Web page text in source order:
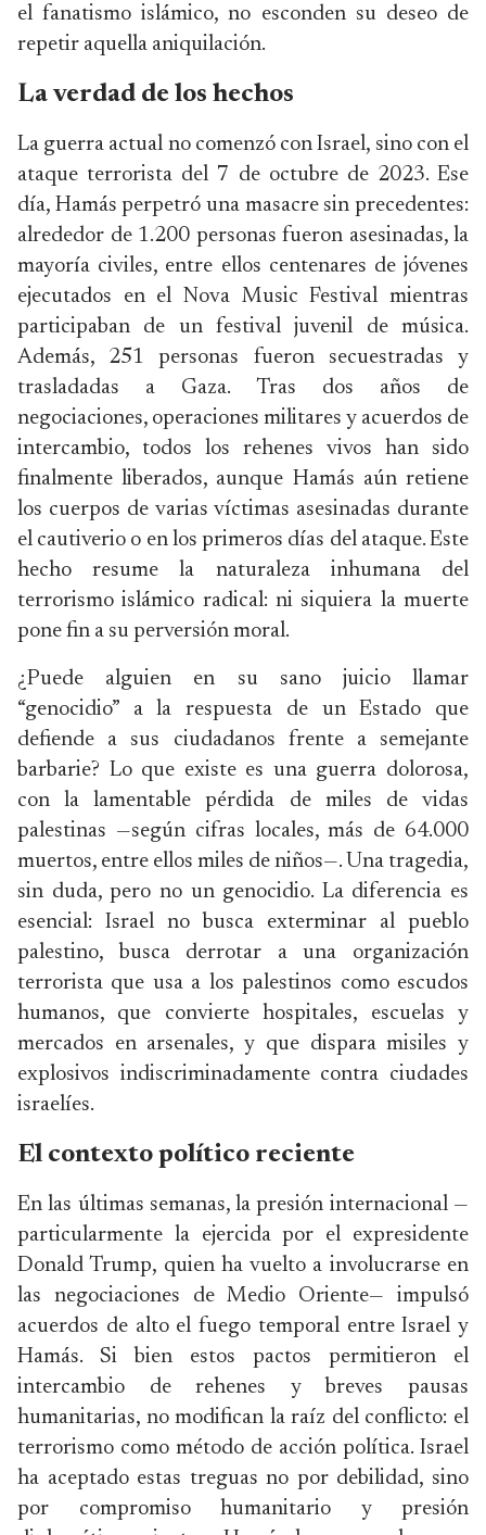
el fanatismo islámico, no esconden su deseo de
repetir aquella aniquilación.
La verdad de los hechos
La guerra actual no comenzó con Israel, sino con el
ataque terrorista del 7 de octubre de 2023. Ese
día, Hamás perpetró una masacre sin precedentes:
alrededor de 1.200 personas fueron asesinadas, la
mayoría civiles, entre ellos centenares de jóvenes
ejecutados en el Nova Music Festival mientras
participaban de un festival juvenil de música.
Además, 251 personas fueron secuestradas y
trasladadas a Gaza. Tras dos años de
negociaciones, operaciones militares y acuerdos de
intercambio, todos los rehenes vivos han sido
finalmente liberados, aunque Hamás aún retiene
los cuerpos de varias víctimas asesinadas durante
el cautiverio o en los primeros días del ataque. Este
hecho resume la naturaleza inhumana del
terrorismo islámico radical: ni siquiera la muerte
pone fin a su perversión moral.
¿Puede alguien en su sano juicio llamar
“genocidio” a la respuesta de un Estado que
defiende a sus ciudadanos frente a semejante
barbarie? Lo que existe es una guerra dolorosa,
con la lamentable pérdida de miles de vidas
palestinas —según cifras locales, más de 64.000
muertos, entre ellos miles de niños—. Una tragedia,
sin duda, pero no un genocidio. La diferencia es
esencial: Israel no busca exterminar al pueblo
palestino, busca derrotar a una organización
terrorista que usa a los palestinos como escudos
humanos, que convierte hospitales, escuelas y
mercados en arsenales, y que dispara misiles y
explosivos indiscriminadamente contra ciudades
israelíes.
El contexto político reciente
En las últimas semanas, la presión internacional —
particularmente la ejercida por el expresidente
Donald Trump, quien ha vuelto a involucrarse en
las negociaciones de Medio Oriente— impulsó
acuerdos de alto el fuego temporal entre Israel y
Hamás. Si bien estos pactos permitieron el
intercambio de rehenes y breves pausas
humanitarias, no modifican la raíz del conflicto: el
terrorismo como método de acción política. Israel
ha aceptado estas treguas no por debilidad, sino
por compromiso humanitario y presión